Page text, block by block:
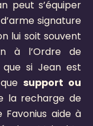
peut s’équiper
signature
lui soit souvent
à l’Ordre de
que si Jean est
quesupport ou
la recharge de
aide à